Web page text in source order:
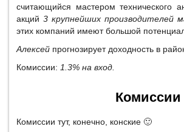
считающийся мастером технического
акций3 крупнейших производителей
этих компаний имеют большой
Алексей прогнозирует доходность в
Комиссии: 1.3% на вход.
Комиссии
Комиссии тут, конечно, конские 🙂